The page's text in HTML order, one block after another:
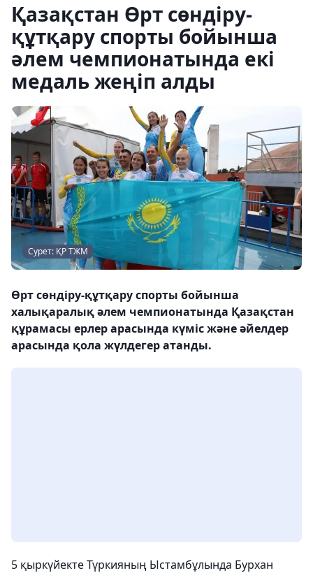
Қазақстан Өрт сөндіру-
құтқару спорты бойынша
әлем чемпионатында екі
медаль жеңіп алды
Сурет: ҚР ТЖМ
Өрт сөндіру-құтқару спорты бойынша
халықаралық әлем чемпионатында Қазақстан
құрамасы ерлер арасында күміс және әйелдер
арасында қола жүлдегер атанды.
5 қыркүйекте Түркияның Ыстамбұлында Бурхан